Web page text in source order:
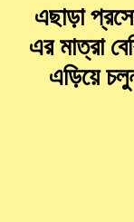
এছাড়া
এর মাত্রা
এড়িয়ে